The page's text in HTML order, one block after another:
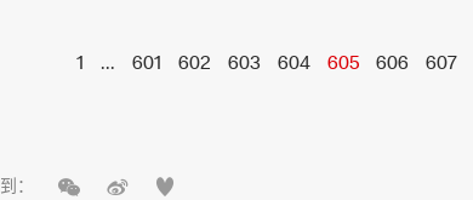
1 ... 601 602 603 604 605 606 607
：   